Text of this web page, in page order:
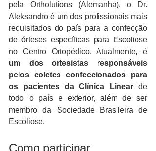
pela Ortholutions (Alemanha), o Dr.
Aleksandro é um dos profissionais mais
requisitados do país para a confecção
de órteses específicas para Escoliose
um dos ortesistas responsáveis
pelos coletes confeccionados para
os pacientes da Clínica Linear de
todo o país e exterior, além de ser
membro da Sociedade Brasileira de
Escoliose.
Como participar